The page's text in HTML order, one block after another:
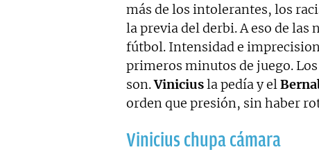
más de los intolerantes, los
la previa del derbi. A eso de las
fútbol. Intensidad e
primeros minutos de juego.
son.Viniciusla pedía y el
orden que presión, sin haber
Vinicius chupa cámara